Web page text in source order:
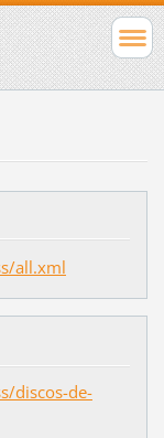
all.xml
discos-de-